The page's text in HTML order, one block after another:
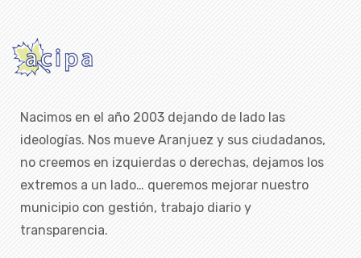
Nacimos en el año 2003 dejando de lado las
ideologías. Nos mueve Aranjuez y sus ciudadanos,
no creemos en izquierdas o derechas, dejamos los
extremos a un lado… queremos mejorar nuestro
municipio con gestión, trabajo diario y
transparencia.